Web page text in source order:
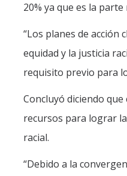
20% ya que es la
“Los planes de acción
equidad y la justicia
requisito previo para
Concluyó diciendo
recursos para lograr
racial.
“Debido a la